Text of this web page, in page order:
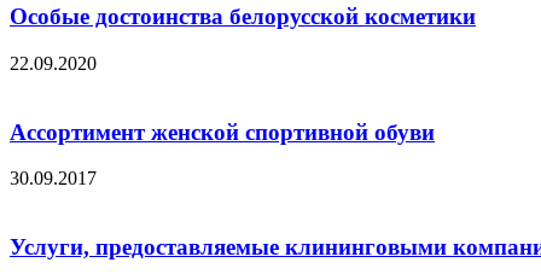
Особые достоинства белорусской косметики
22.09.2020
Ассортимент женской спортивной обуви
30.09.2017
Услуги, предоставляемые клининговыми